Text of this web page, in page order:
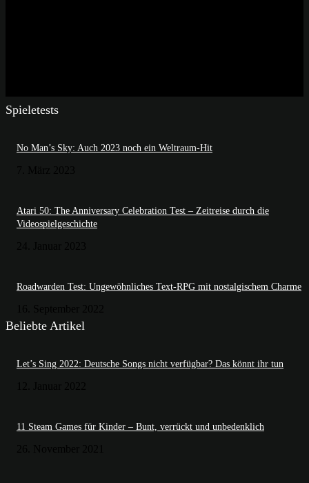
Spieletests
No Man’s Sky: Auch 2023 noch ein Weltraum-Hit
Atari 50: The Anniversary Celebration Test – Zeitreise durch die
Videospielgeschichte
Roadwarden Test: Ungewöhnliches Text-RPG mit nostalgischem Charme
Beliebte Artikel
Let’s Sing 2022: Deutsche Songs nicht verfügbar? Das könnt ihr tun
11 Steam Games für Kinder – Bunt, verrückt und unbedenklich